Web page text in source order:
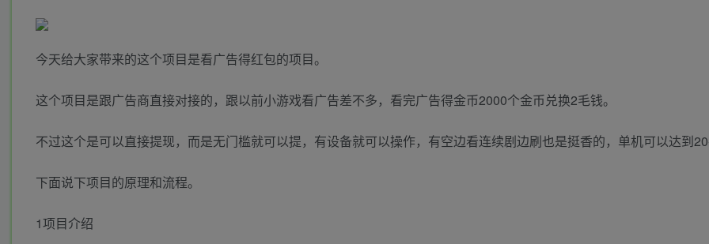
今天给大家带来的这个项目是看广告得红包的项目。
这个项目是跟广告商直接对接的，跟以前小游戏看广告差不多，看完广告得金币2000个金币兑换2毛钱。
不过这个是可以直接提现，而是无门槛就可以提，有设备就可以操作，有空边看连续剧边刷也是挺香的，单机可以达到20-
下面说下项目的原理和流程。
1项目介绍